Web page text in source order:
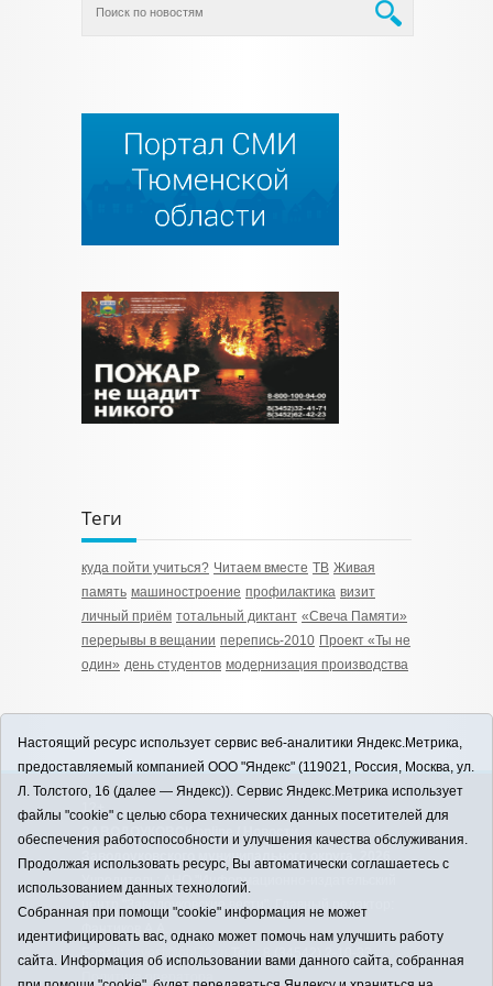
Теги
куда пойти учиться? Читаем вместе ТВ Живая
память машиностроение профилактика визит
личный приём тотальный диктант «Свеча Памяти»
перерывы в вещании перепись-2010 Проект «Ты не
один» день студентов модернизация производства
12+
ЗАВОДОУКОВСК online / Новости
Заводоуковского муниципального округа, 2026
Учредитель: АНО "Информационно-издательский
центр "Заводоуковские вести". Главный редактор:
E-mail:
zavest@obl72.ru
Тел.: 8 (34542) 2-10-33
Политика оператора
Настоящий ресурс использует сервис веб-аналитики Яндекс.Метрика,
предоставляемый компанией ООО "Яндекс" (119021, Россия, Москва, ул.
Л. Толстого, 16 (далее — Яндекс)). Сервис Яндекс.Метрика использует
файлы "cookie" с целью сбора технических данных посетителей для
обеспечения работоспособности и улучшения качества обслуживания.
Продолжая использовать ресурс, Вы автоматически соглашаетесь с
использованием данных технологий.
Собранная при помощи "cookie" информация не может
идентифицировать вас, однако может помочь нам улучшить работу
сайта. Информация об использовании вами данного сайта, собранная